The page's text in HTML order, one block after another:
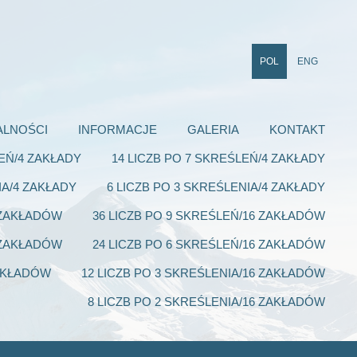
INFORMACJE GALERIA KONTAKT
4 ZAKŁADY 14 LICZB PO 7 SKREŚLEŃ/4 ZAKŁADY
4 ZAKŁADY 6 LICZB PO 3 SKREŚLENIA/4 ZAKŁADY
36 LICZB PO 9 SKREŚLEŃ/16 ZAKŁADÓW
24 LICZB PO 6 SKREŚLEŃ/16 ZAKŁADÓW
12 LICZB PO 3 SKREŚLENIA/16 ZAKŁADÓW
8 LICZB PO 2 SKREŚLENIA/16 ZAKŁADÓW
POL ENG